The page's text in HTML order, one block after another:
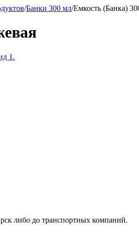
/Банки 300 мл/Емкость (Банка)
либо до транспортных компаний.